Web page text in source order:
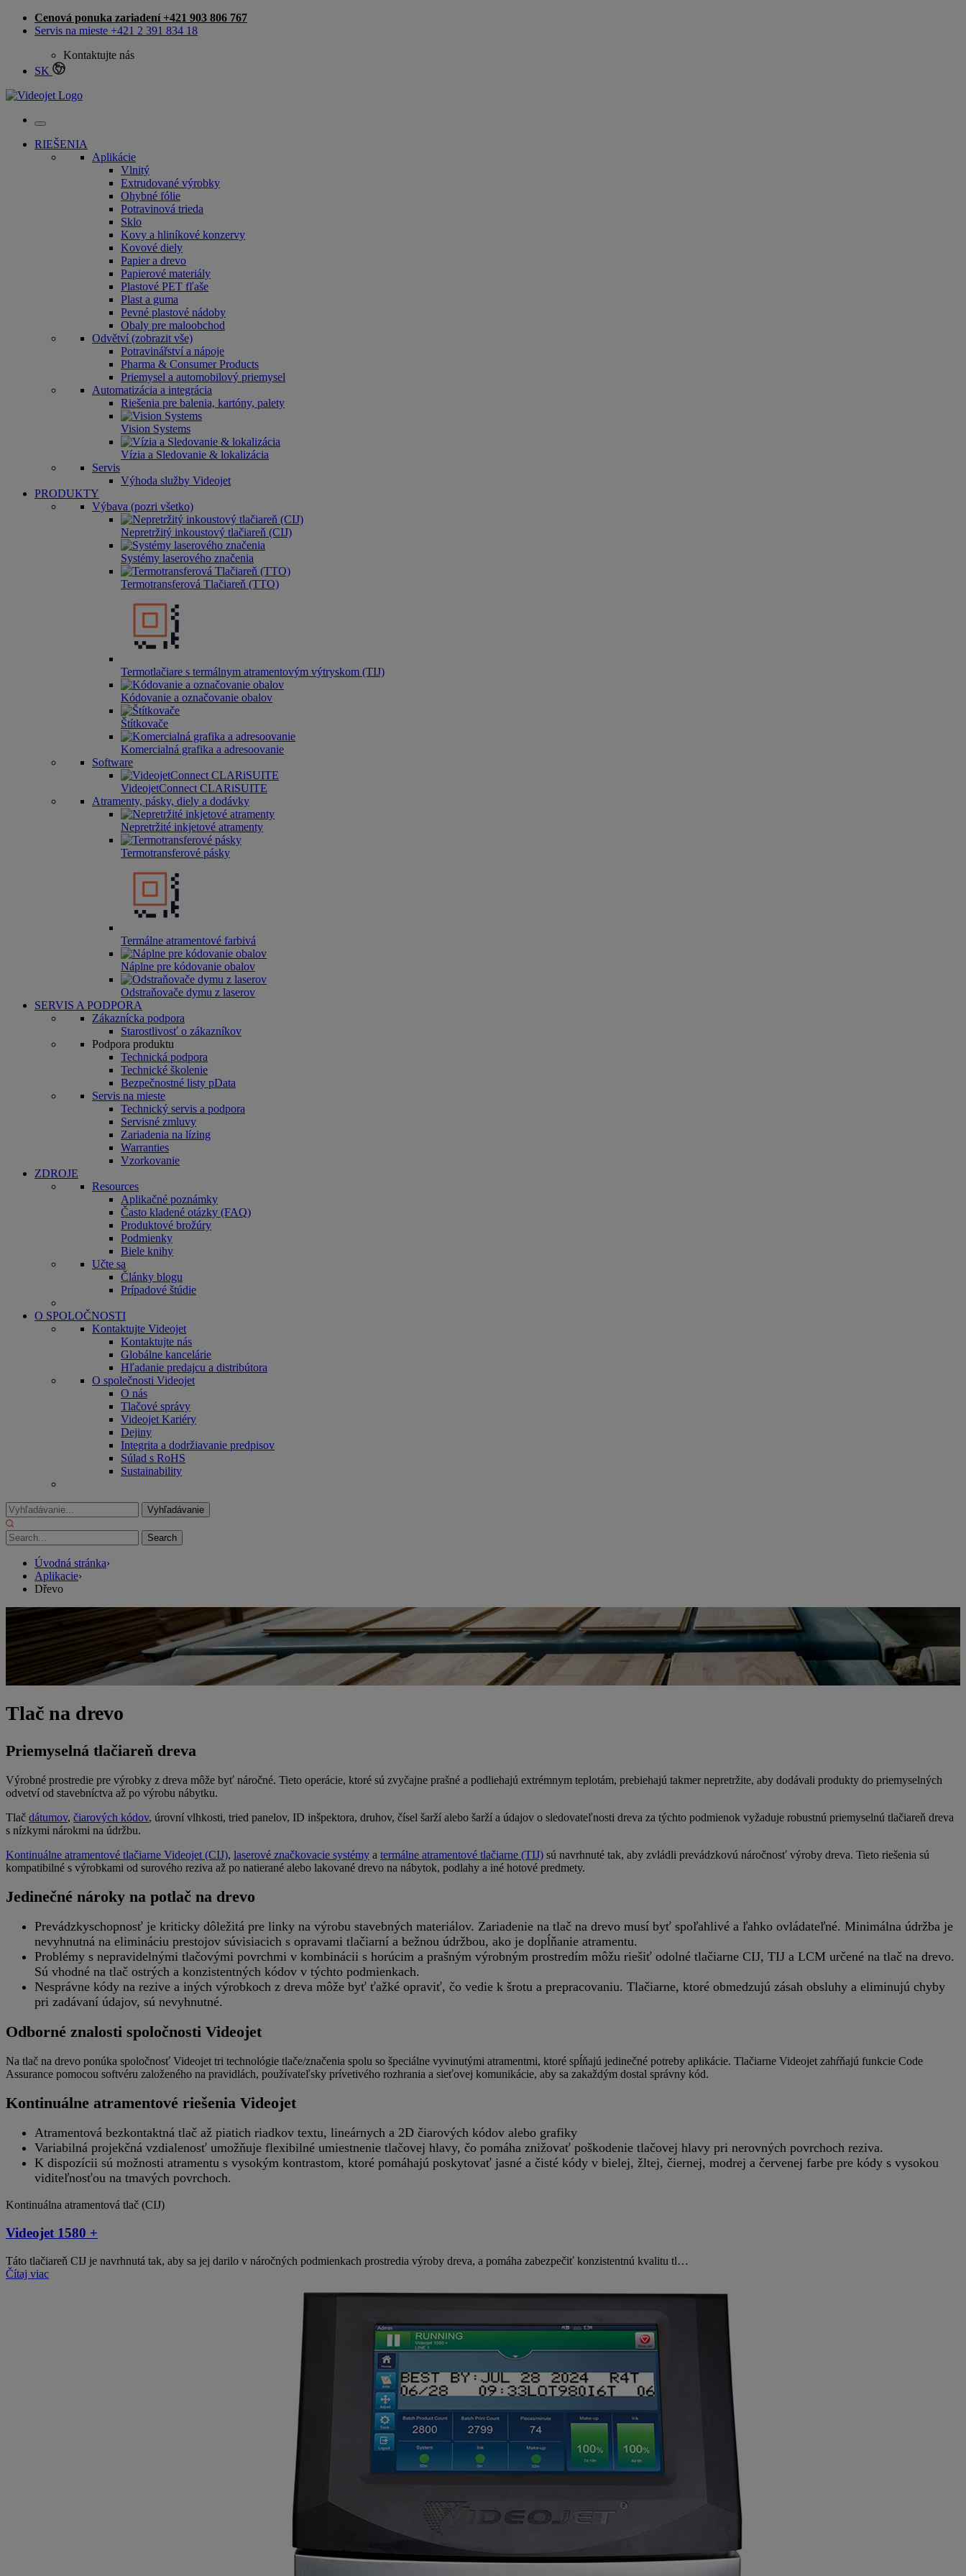
Skip
Cenová ponuka zariadení +421 903 806 767
Servis na mieste +421 2 391 834 18
Kontaktujte nás
SK
RIEŠENIA
Aplikácie
Vlnitý
Extrudované výrobky
Ohybné fólie
Potravinová trieda
Sklo
Kovy a hliníkové konzervy
Kovové diely
Papier a drevo
Papierové materiály
Plastové PET fľaše
Plast a guma
Pevné plastové nádoby
Obaly pre maloobchod
Odvětví (zobrazit vše)
Potravinářství a nápoje
Pharma & Consumer Products
Priemysel a automobilový priemysel
Automatizácia a integrácia
Riešenia pre balenia, kartóny, palety
Vision Systems
Vízia a Sledovanie & lokalizácia
Servis
Výhoda služby Videojet
PRODUKTY
Výbava (pozri všetko)
Nepretržitý inkoustový tlačiareň (CIJ)
Systémy laserového značenia
Termotransferová Tlačiareň (TTO)
Termotlačiare s termálnym atramentovým výtryskom (TIJ)
Kódovanie a označovanie obalov
Štítkovače
Komercialná grafika a adresoovanie
Software
VideojetConnect CLARiSUITE
Atramenty, pásky, diely a dodávky
Nepretržité inkjetové atramenty
Termotransferové pásky
Termálne atramentové farbivá
Náplne pre kódovanie obalov
Odstraňovače dymu z laserov
SERVIS A PODPORA
Zákaznícka podpora
Starostlivosť o zákazníkov
Podpora produktu
Technická podpora
Technické školenie
Bezpečnostné listy pData
Servis na mieste
Technický servis a podpora
Servisné zmluvy
Zariadenia na lízing
Warranties
Vzorkovanie
ZDROJE
Resources
Aplikačné poznámky
Často kladené otázky (FAQ)
Produktové brožúry
Podmienky
Biele knihy
Učte sa
Články blogu
Prípadové štúdie
O SPOLOČNOSTI
Kontaktujte Videojet
Kontaktujte nás
Globálne kancelárie
Hľadanie predajcu a distribútora
O společnosti Videojet
O nás
Tlačové správy
Videojet Kariéry
Dejiny
Integrita a dodržiavanie predpisov
Súlad s RoHS
Sustainability
Hľadať
:
Úvodná stránka›
Aplikacie›
Dřevo
Tlač na drevo
Priemyselná tlačiareň dreva
Výrobné prostredie pre výrobky z dreva môže byť náročné. Tieto operácie, ktoré sú zvyčajne prašné a podliehajú extrémnym teplotám, prebiehajú takmer nepretržite, aby dodávali produkty do priemyselných
odvetví od stavebníctva až po výrobu nábytku.
Tlač dátumov, čiarových kódov, úrovní vlhkosti, tried panelov, ID inšpektora, druhov, čísel šarží alebo šarží a údajov o sledovateľnosti dreva za týchto podmienok vyžaduje robustnú priemyselnú tlačiareň dreva
s nízkymi nárokmi na údržbu.
Kontinuálne atramentové tlačiarne Videojet (CIJ), laserové značkovacie systémy a termálne atramentové tlačiarne (TIJ) sú navrhnuté tak, aby zvládli prevádzkovú náročnosť výroby dreva. Tieto riešenia sú
kompatibilné s výrobkami od surového reziva až po natierané alebo lakované drevo na nábytok, podlahy a iné hotové predmety.
Jedinečné nároky na potlač na drevo
Prevádzkyschopnosť je kriticky dôležitá pre linky na výrobu stavebných materiálov. Zariadenie na tlač na drevo musí byť spoľahlivé a ľahko ovládateľné. Minimálna údržba je
nevyhnutná na elimináciu prestojov súvisiacich s opravami tlačiarní a bežnou údržbou, ako je dopĺňanie atramentu.
Problémy s nepravidelnými tlačovými povrchmi v kombinácii s horúcim a prašným výrobným prostredím môžu riešiť odolné tlačiarne CIJ, TIJ a LCM určené na tlač na drevo.
Sú vhodné na tlač ostrých a konzistentných kódov v týchto podmienkach.
Nesprávne kódy na rezive a iných výrobkoch z dreva môže byť ťažké opraviť, čo vedie k šrotu a prepracovaniu. Tlačiarne, ktoré obmedzujú zásah obsluhy a eliminujú chyby
pri zadávaní údajov, sú nevyhnutné.
Odborné znalosti spoločnosti Videojet
Na tlač na drevo ponúka spoločnosť Videojet tri technológie tlače/značenia spolu so špeciálne vyvinutými atramentmi, ktoré spĺňajú jedinečné potreby aplikácie. Tlačiarne Videojet zahŕňajú funkcie Code
Assurance pomocou softvéru založeného na pravidlách, používateľsky prívetivého rozhrania a sieťovej komunikácie, aby sa zakaždým dostal správny kód.
Kontinuálne atramentové riešenia Videojet
Atramentová bezkontaktná tlač až piatich riadkov textu, lineárnych a 2D čiarových kódov alebo grafiky
Variabilná projekčná vzdialenosť umožňuje flexibilné umiestnenie tlačovej hlavy, čo pomáha znižovať poškodenie tlačovej hlavy pri nerovných povrchoch reziva.
K dispozícii sú možnosti atramentu s vysokým kontrastom, ktoré pomáhajú poskytovať jasné a čisté kódy v bielej, žltej, čiernej, modrej a červenej farbe pre kódy s vysokou
viditeľnosťou na tmavých povrchoch.
Kontinuálna atramentová tlač (CIJ)
Videojet 1580 +
Táto tlačiareň CIJ je navrhnutá tak, aby sa jej darilo v náročných podmienkach prostredia výroby dreva, a pomáha zabezpečiť konzistentnú kvalitu tl…
Čítaj viac